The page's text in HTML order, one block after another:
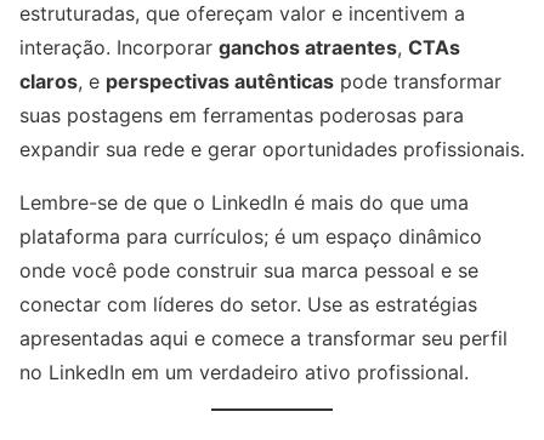
estruturadas, que ofereçam valor e incentivem a
interação. Incorporar ganchos atraentes, CTAs
claros, e perspectivas autênticas pode transformar
suas postagens em ferramentas poderosas para
expandir sua rede e gerar oportunidades profissionais.
Lembre-se de que o LinkedIn é mais do que uma
plataforma para currículos; é um espaço dinâmico
onde você pode construir sua marca pessoal e se
conectar com líderes do setor. Use as estratégias
apresentadas aqui e comece a transformar seu perfil
no LinkedIn em um verdadeiro ativo profissional.